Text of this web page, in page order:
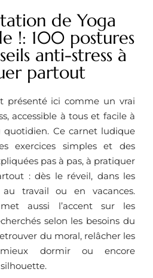
de Yoga
!: 100 postures
anti-stress à
partout
présenté ici comme un vrai
accessible à tous et facile à
quotidien. Ce carnet ludique
exercices simples et des
pas à pas, à pratiquer
: dès le réveil, dans les
au travail ou en vacances.
met aussi l’accent sur les
selon les besoins du
du moral, relâcher les
mieux dormir ou encore